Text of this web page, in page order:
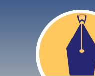
User
account
menu